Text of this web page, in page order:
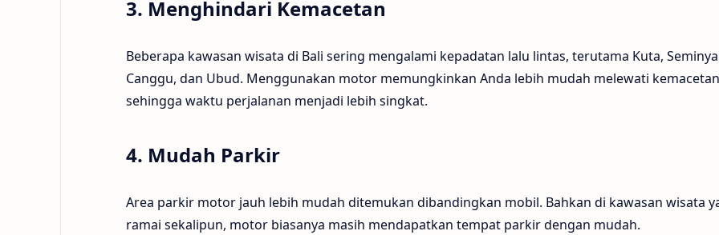
3. Menghindari Kemacetan
Beberapa kawasan wisata di Bali sering mengalami kepadatan lalu lintas, terutama Kuta,
Canggu, dan Ubud. Menggunakan motor memungkinkan Anda lebih mudah melewati kemacetan
sehingga waktu perjalanan menjadi lebih singkat.
4. Mudah Parkir
Area parkir motor jauh lebih mudah ditemukan dibandingkan mobil. Bahkan di kawasan wisata
ramai sekalipun, motor biasanya masih mendapatkan tempat parkir dengan mudah.